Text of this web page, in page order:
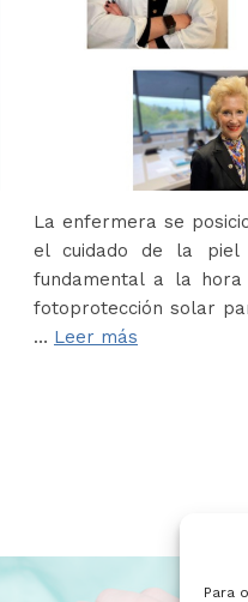
Para
La enfermera se
el cuidado de la
fundamental a la
fotoprotección solar
… Leer más